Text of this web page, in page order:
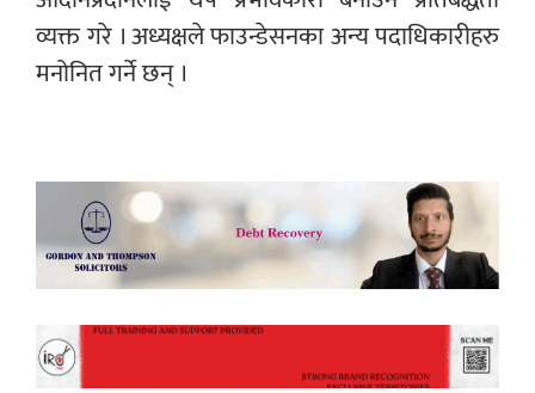
व्यक्त गरे । अध्यक्षले फाउन्डेसनका अन्य पदाधिकारीहरु
मनोनित गर्ने छन् ।